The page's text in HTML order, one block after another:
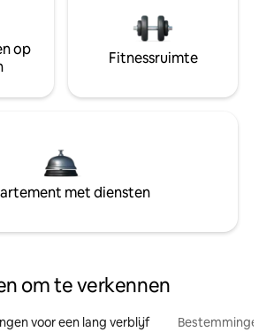
op
Fitnessruimte
met diensten
om te verkennen
voor een lang verblijf